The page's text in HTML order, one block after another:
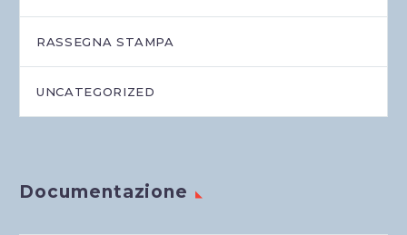
RASSEGNA STAMPA
UNCATEGORIZED
Documentazione